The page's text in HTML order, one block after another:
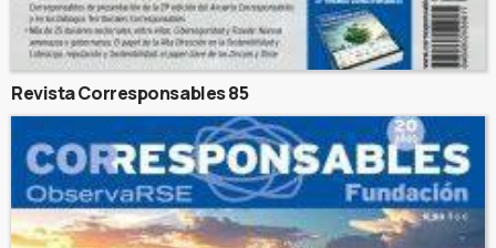
Revista Corresponsables 85